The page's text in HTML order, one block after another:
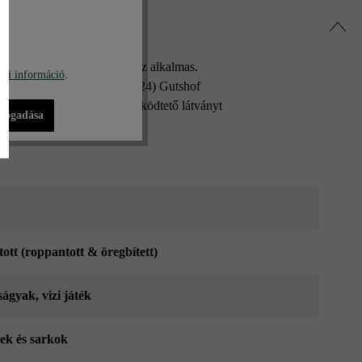
magas magaságyásokhoz alkalmas.
vagy 24 cm vastag (MB24) Gutshof
felületük szemet gyönyörködtető látványt
(roppantott & öregbített)
, vizi játék
és sarkok
információ.